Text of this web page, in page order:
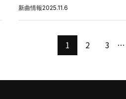
新曲情報2025.11.6
1 2 3 …